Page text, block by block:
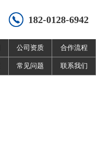
182-0128-6942
公司资质 合作流程
常见问题 联系我们